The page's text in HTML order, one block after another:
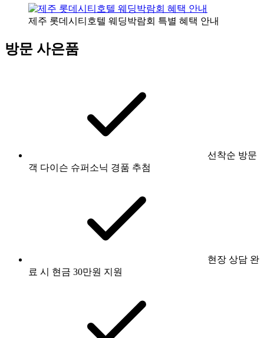
제주 롯데시티호텔 웨딩박람회 특별 혜택 안내
방문 사은품
선착순 방문
객 다이슨 슈퍼소닉 경품 추첨
현장 상담 완
료 시 현금 30만원 지원